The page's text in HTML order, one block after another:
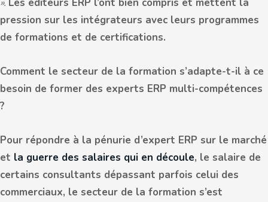
pression sur les intégrateurs avec leurs programmes
de formations et de certifications.
Comment le secteur de la formation s’adapte-t-il à ce
besoin de former des experts ERP multi-compétences
?
Pour répondre à la pénurie d’expert ERP sur le marché
et la guerre des salaires qui en découle, le salaire de
certains consultants dépassant parfois celui des
commerciaux, le secteur de la formation s’est